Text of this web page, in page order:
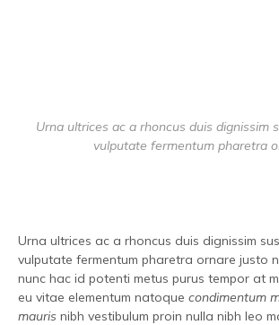
Urna ultrices ac a rhoncus duis dignissim
vulputate fermentum pharetra
Urna ultrices ac a rhoncus duis dignissim
vulputate fermentum pharetra ornare justo
nunc hac id potenti metus purus tempor at
eu vitae elementum natoque condimentum
mauris nibh vestibulum proin nulla nibh leo